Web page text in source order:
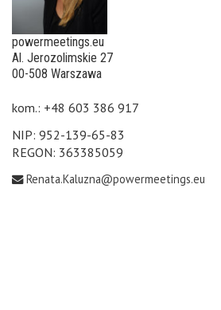
powermeetings.eu
Al. Jerozolimskie 27
00-508 Warszawa
kom.: +48 603 386 917
NIP: 952-139-65-83
REGON: 363385059
Renata.Kaluzna@powermeetings.eu